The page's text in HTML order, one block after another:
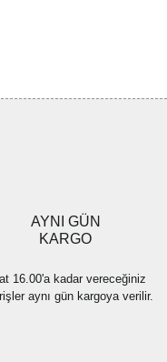
AYNI GÜN
KARGO
16.00'a kadar vereceğiniz
aynı gün kargoya verilir.